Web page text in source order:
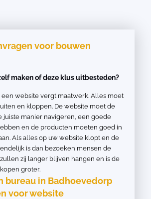
voor bouwen
maken of deze klus uitbesteden?
een website vergt maatwerk. Alles moet
en kloppen. De website moet de
juiste manier navigeren, een goede
en de producten moeten goed in
Als alles op uw website klopt en de
is dan bezoeken mensen de
zij langer blijven hangen en is de
groter.
bureau in Badhoevedorp
voor website